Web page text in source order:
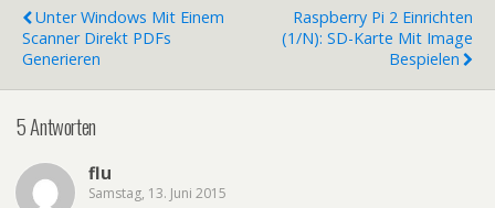
Unter Windows Mit Einem
Scanner Direkt PDFs
Generieren
Raspberry Pi 2 Einrichten
(1/n): SD-Karte Mit Image
Bespielen
5 Antworten
flu
Samstag, 13. Juni 2015